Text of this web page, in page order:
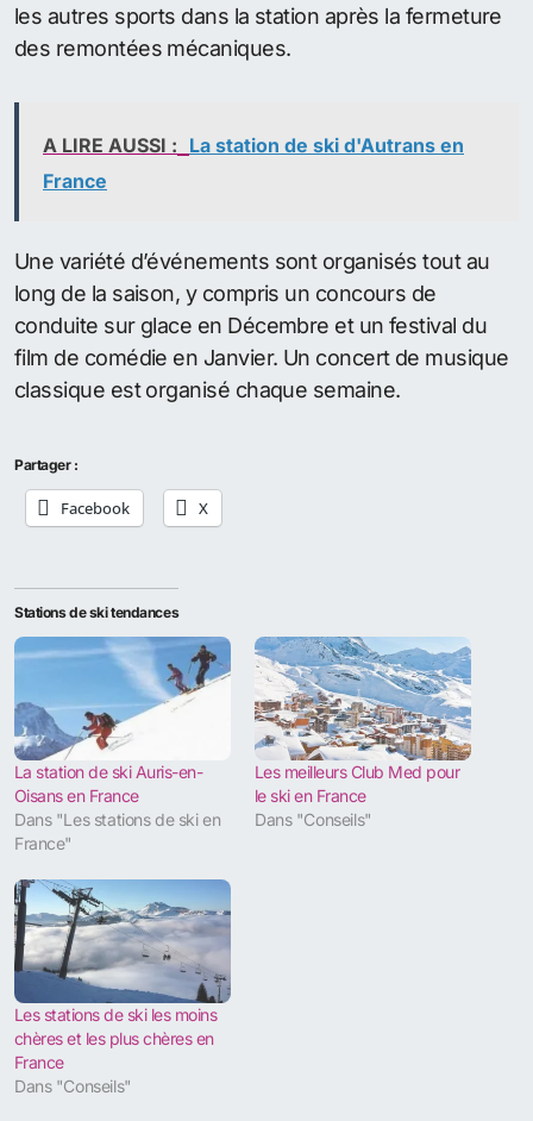
les autres sports dans la station après la fermeture
des remontées mécaniques.
A LIRE AUSSI : La station de ski d'Autrans en
France
Une variété d’événements sont organisés tout au
long de la saison, y compris un concours de
conduite sur glace en Décembre et un festival du
film de comédie en Janvier. Un concert de musique
classique est organisé chaque semaine.
Partager :
Facebook X
Stations de ski tendances
La station de ski Auris-en-
Oisans en France
Dans "Les stations de ski en
France"
Les meilleurs Club Med pour
le ski en France
Dans "Conseils"
Les stations de ski les moins
chères et les plus chères en
France
Dans "Conseils"